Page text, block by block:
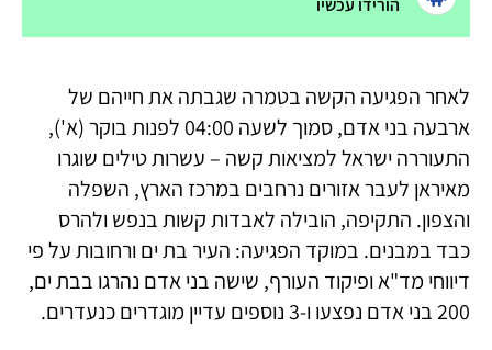
לאחר הפגיעה הקשה בטמרה שגבתה את חייהם של
ארבעה בני אדם, סמוך לשעה 04:00 לפנות בוקר (א'),
התעוררה ישראל למציאות קשה – עשרות טילים שוגרו
מאיראן לעבר אזורים נרחבים במרכז הארץ, השפלה
והצפון. התקיפה, הובילה לאבדות קשות בנפש ולהרס
כבד במבנים. במוקד הפגיעה: העיר בת ים ורחובות על פי
דיווחי מד"א ופיקוד העורף, שישה בני אדם נהרגו בבת ים,
200 בני אדם נפצעו ו-3 נוספים עדיין מוגדרים כנעדרים.